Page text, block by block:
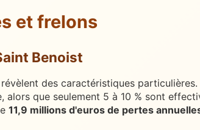
et frelons
Benoist
des caractéristiques particulières.
alors que seulement 5 à 10 % sont
11,9 millions d'euros de pertes